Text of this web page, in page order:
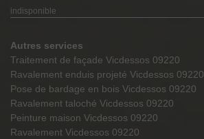
indisponible
Autres services
Traitement de façade Vicdessos 09220
Ravalement enduis projeté Vicdessos 09220
Pose de bardage en bois Vicdessos 09220
Ravalement taloché Vicdessos 09220
Peinture maison Vicdessos 09220
Ravalement Vicdessos 09220